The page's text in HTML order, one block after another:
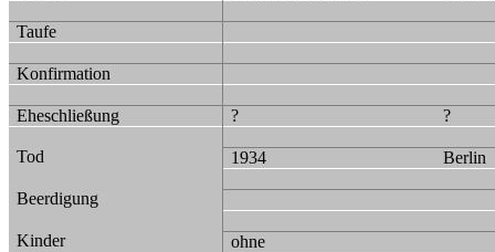
Taufe
Konfirmation
Eheschließung ? ?
Tod 1934 Berlin
Beerdigung
Kinder ohne